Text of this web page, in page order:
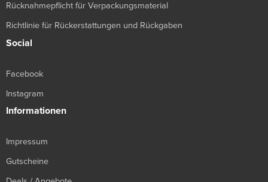
Rücknahmepflicht für Verpackungsmaterial
Richtlinie für Rückerstattungen und Rückgaben
Social
Facebook
Instagram
Informationen
Impressum
Gutscheine